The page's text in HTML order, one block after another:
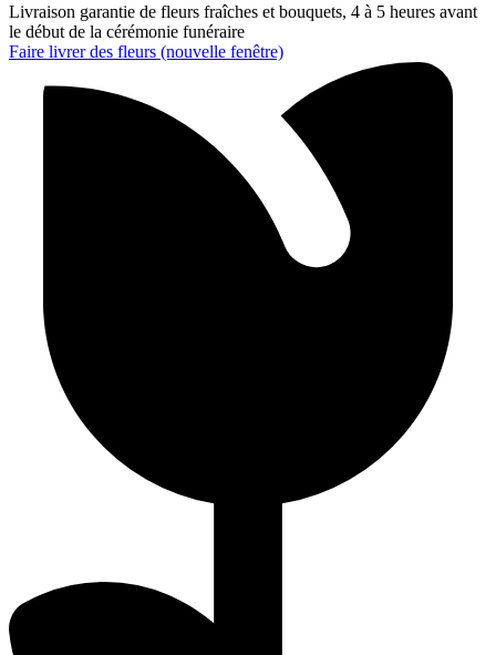
Livraison garantie de fleurs fraîches et bouquets, 4 à 5 heures avant
le début de la cérémonie funéraire
Faire livrer des fleurs (nouvelle fenêtre)